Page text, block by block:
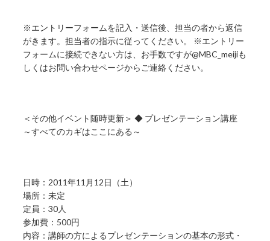
※エントリーフォームを記入・送信後、担当の者から返信
がきます。担当者の指示に従ってください。 ※エントリー
フォームに接続できない方は、お手数ですが@MBC_meijiも
しくはお問い合わせページからご連絡ください。
＜その他イベント随時更新＞ ◆ プレゼンテーション講座
～すべてのカギはここにある～
日時：2011年11月12日（土）
場所：未定
定員：30人
参加費：500円
内容：講師の方によるプレゼンテーションの基本の形式・